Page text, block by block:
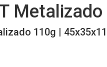
Metalizado
110g |